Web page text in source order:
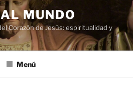
MUNDO
Corazón de Jesús: espiritualidad y
Menú